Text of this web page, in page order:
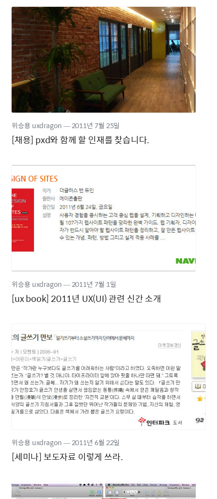
[채용] pxd와 함께 할 인재를 찾습니다.
위승용 uxdragon―2011년 7월 25일
[ux book] 2011년 UX(UI) 관련 신간 소개
위승용 uxdragon―2011년 7월 1일
[세미나] 보도자료 이렇게 쓰라.
위승용 uxdragon―2011년6월 22일